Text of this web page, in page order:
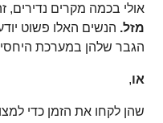
אולי בכמה מקרים נדירים,
מזל. הנשים האלו פשוט
הגבר שלהן במערכת
או,
שהן לקחו את הזמן כדי